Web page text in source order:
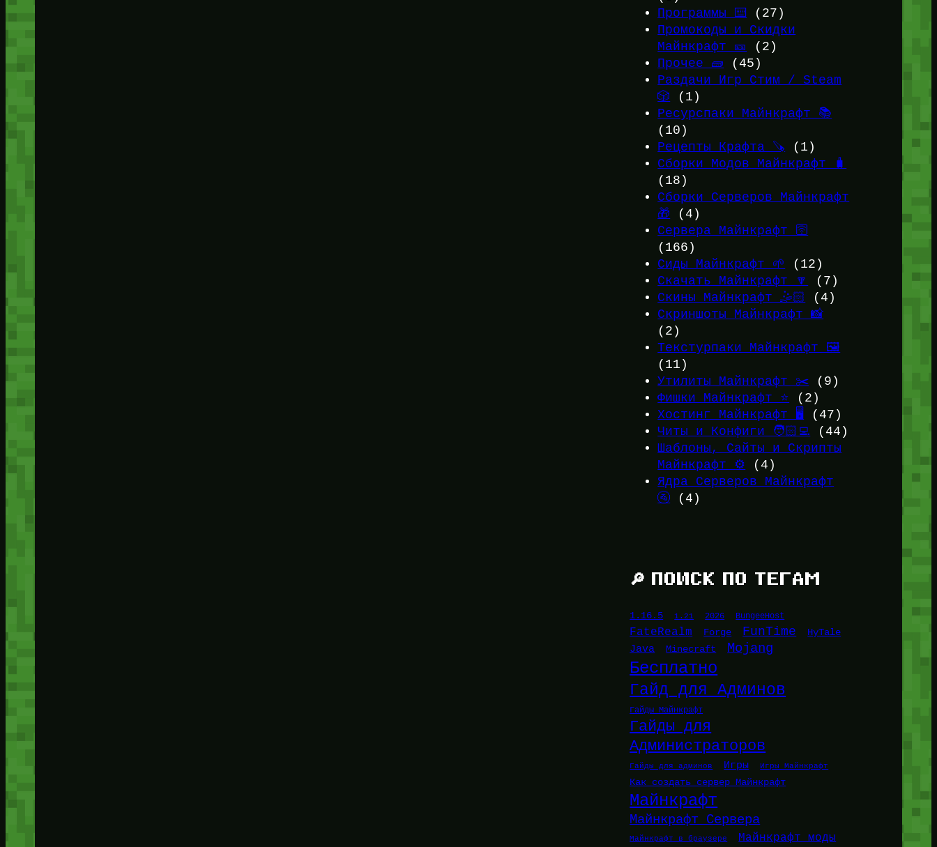
Программы ⌨️
(27)
Промокоды и Скидки
Майнкрафт 🎫
(2)
Прочее 🧱 (45)
Раздачи Игр Стим / Steam
🎲 (1)
Ресурспаки Майнкрафт 📚
(10)
Рецепты Крафта 🪚 (1)
Сборки Модов Майнкрафт 🧳
(18)
Сборки Серверов Майнкрафт
🎁 (4)
Сервера Майнкрафт 🛜
(166)
Сиды Майнкрафт 🌱
(12)
Скачать Майнкрафт 🔽
(7)
Скины Майнкрафт 🤹🏻
(4)
Скриншоты Майнкрафт 📸
(2)
Текстурпаки Майнкрафт 🖼️
(11)
Утилиты Майнкрафт ✂️ (9)
Фишки Майнкрафт ⭐ (2)
Хостинг Майнкрафт 🖥️
(47)
Читы и Конфиги 🧑🏻‍💻 (44)
Шаблоны, Сайты и Скрипты
Майнкрафт ⚙️ (4)
Ядра Серверов Майнкрафт
🚰 (4)
🔎 ПОИСК ПО ТЕГАМ
1.16.5 1.21 2026 BungeeHost
FateRealm Forge FunTime HyTale
Java Minecraft Mojang
Бесплатно
Гайд для Админов
Гайды Майнкрафт
Гайды для
Администраторов
Гайды для админов Игры Игры Майнкрафт
Как создать сервер Майнкрафт
Майнкрафт
Майнкрафт Сервера
Майнкрафт в браузере Майнкрафт моды